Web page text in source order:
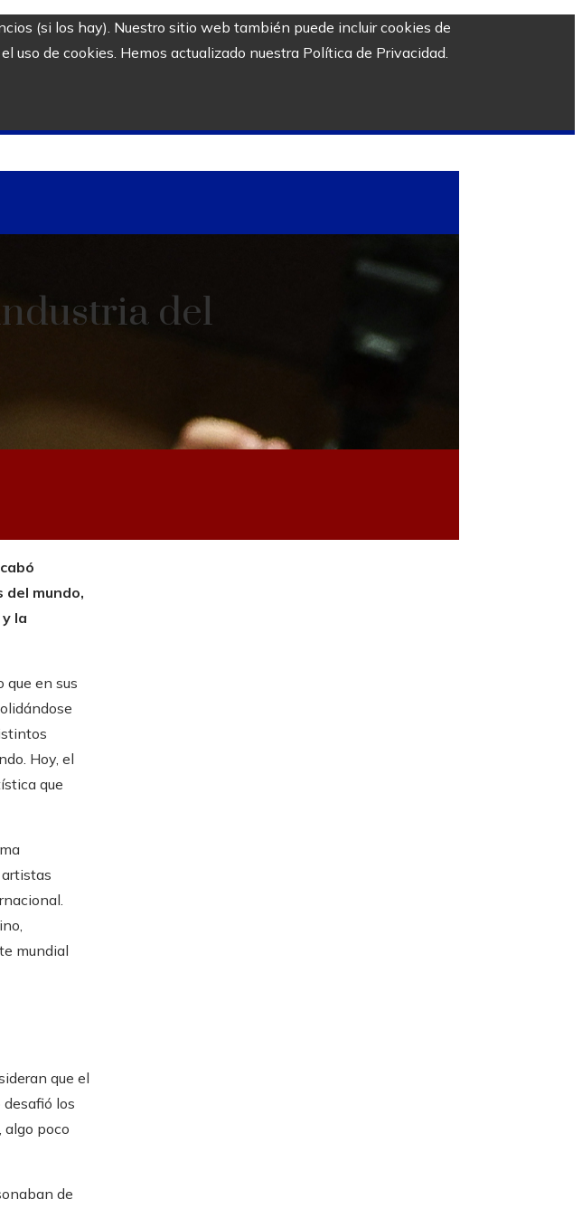
(si los hay). Nuestro sitio web también puede incluir cookies de
uso de cookies. Hemos actualizado nuestra Política de Privacidad.
del
mundo,
la
que en sus
Hoy, el
que
mundial
que el
los
algo poco
de